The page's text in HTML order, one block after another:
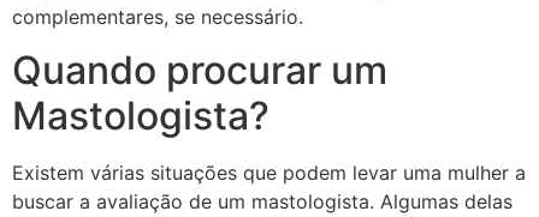
complementares, se necessário.
Quando procurar um
Mastologista?
Existem várias situações que podem levar uma mulher a
buscar a avaliação de um mastologista. Algumas delas